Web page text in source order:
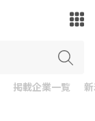
掲載企業一覧